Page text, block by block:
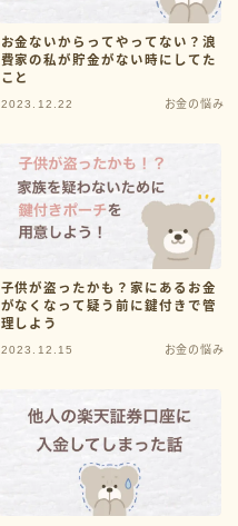
お金ないからってやってない？浪
費家の私が貯金がない時にしてた
こと
2023.12.22 お金の悩み
子供が盗ったかも？家にあるお金
がなくなって疑う前に鍵付きで管
理しよう
2023.12.15 お金の悩み